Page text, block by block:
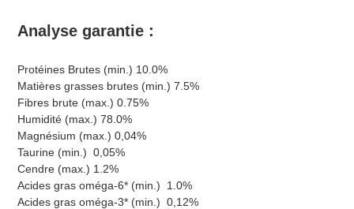
Analyse garantie :
Protéines Brutes (min.) 10.0%
Matières grasses brutes (min.) 7.5%
Fibres brute (max.) 0.75%
Humidité (max.) 78.0%
Magnésium (max.) 0,04%
Taurine (min.) 0,05%
Cendre (max.) 1.2%
Acides gras oméga-6* (min.) 1.0%
Acides gras oméga-3* (min.) 0,12%